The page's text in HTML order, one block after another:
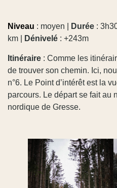
Niveau : moyen | Durée :
km
Dénivelé : +243m
Itinéraire : Comme les
de trouver son chemin. Ici,
n°6. Le Point d’intérêt est la
parcours. Le départ se fait au
nordique de Gresse.